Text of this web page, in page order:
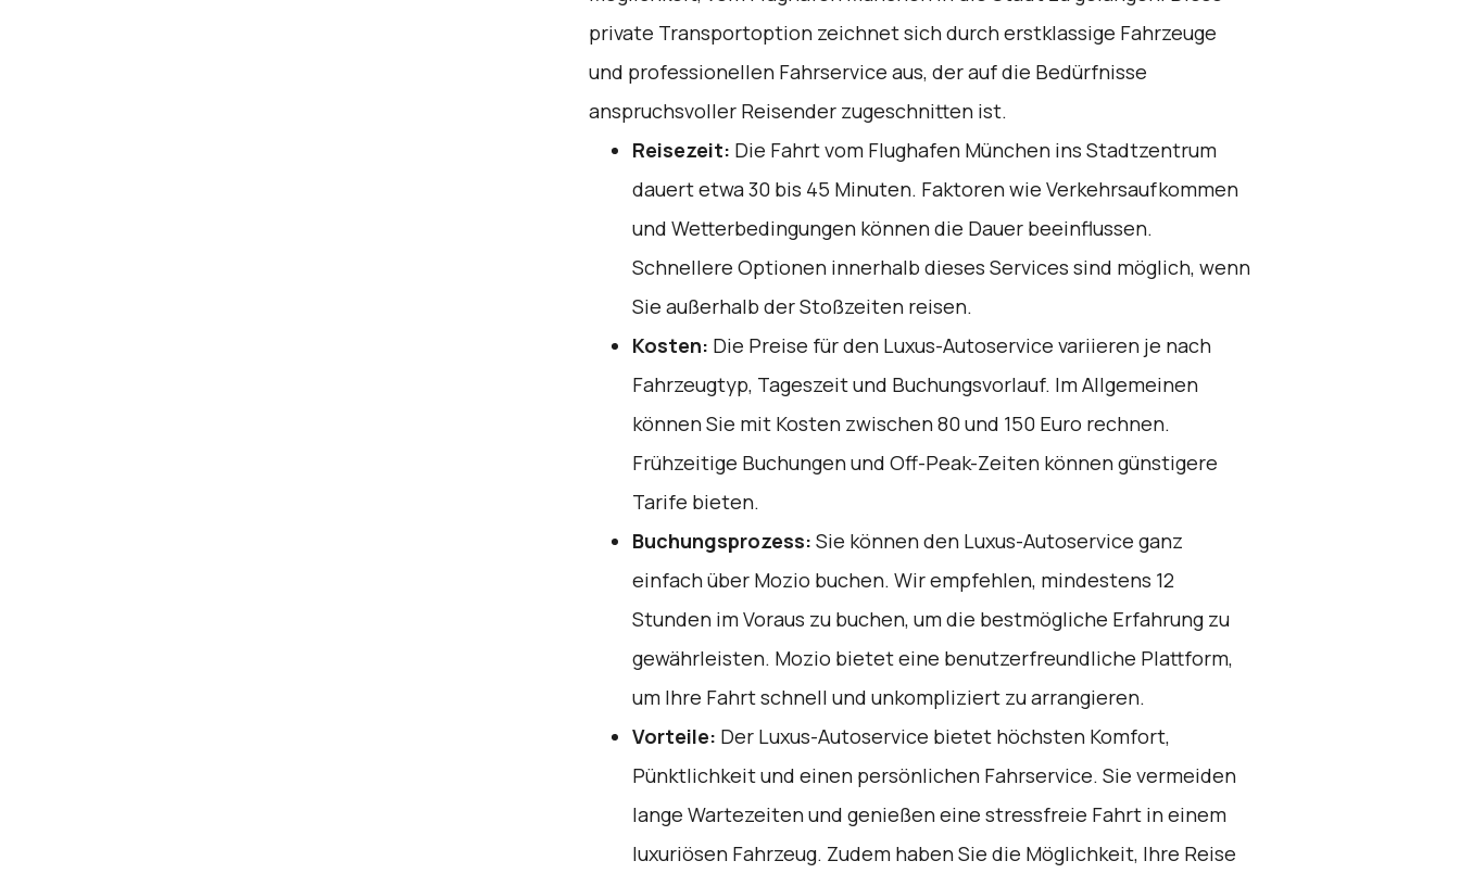
private Transportoption zeichnet sich durch erstklassige Fahrzeuge
und professionellen Fahrservice aus, der auf die Bedürfnisse
anspruchsvoller Reisender zugeschnitten ist.
Reisezeit: Die Fahrt vom Flughafen München ins Stadtzentrum
dauert etwa 30 bis 45 Minuten. Faktoren wie Verkehrsaufkommen
und Wetterbedingungen können die Dauer beeinflussen.
Schnellere Optionen innerhalb dieses Services sind möglich, wenn
Sie außerhalb der Stoßzeiten reisen.
Kosten: Die Preise für den Luxus-Autoservice variieren je nach
Fahrzeugtyp, Tageszeit und Buchungsvorlauf. Im Allgemeinen
können Sie mit Kosten zwischen 80 und 150 Euro rechnen.
Frühzeitige Buchungen und Off-Peak-Zeiten können günstigere
Tarife bieten.
Buchungsprozess: Sie können den Luxus-Autoservice ganz
einfach über Mozio buchen. Wir empfehlen, mindestens 12
Stunden im Voraus zu buchen, um die bestmögliche Erfahrung zu
gewährleisten. Mozio bietet eine benutzerfreundliche Plattform,
um Ihre Fahrt schnell und unkompliziert zu arrangieren.
Vorteile: Der Luxus-Autoservice bietet höchsten Komfort,
Pünktlichkeit und einen persönlichen Fahrservice. Sie vermeiden
lange Wartezeiten und genießen eine stressfreie Fahrt in einem
luxuriösen Fahrzeug. Zudem haben Sie die Möglichkeit, Ihre Reise